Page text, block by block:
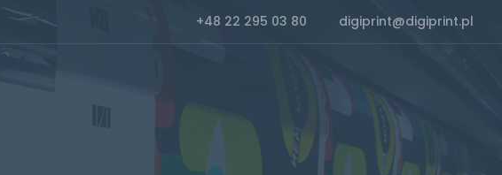
+48 22 295 03 80 digiprint@digiprint.pl